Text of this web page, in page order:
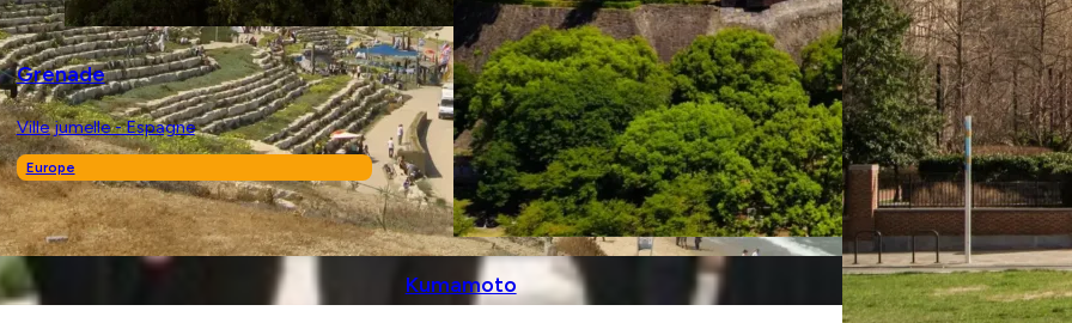
Grenade
Ville jumelle - Espagne
Europe
Kumamoto